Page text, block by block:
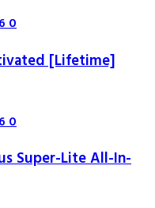
0
[Lifetime]
0
Super-Lite All-In-